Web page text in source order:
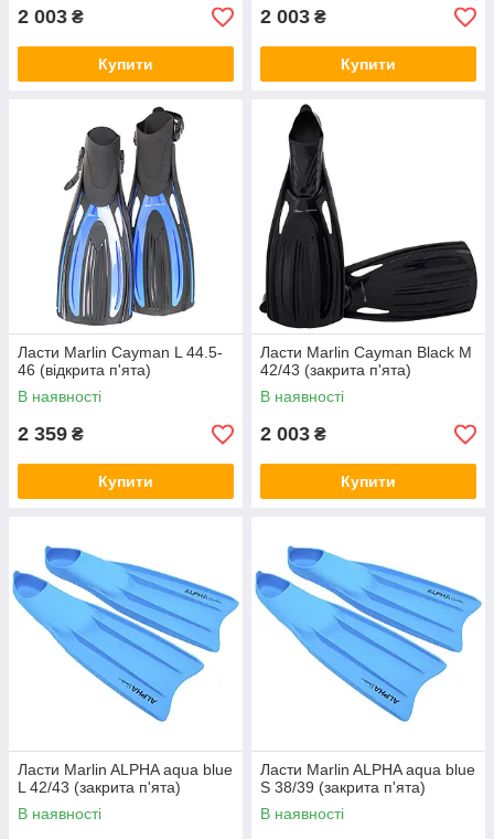
2 003 ₴
Купити
2 003 ₴
Купити
Ласти Marlin Cayman L 44.5-
46 (відкрита п'ята)
В наявності
2 359 ₴
Купити
Ласти Marlin Cayman Black M
42/43 (закрита п'ята)
В наявності
2 003 ₴
Купити
Ласти Marlin ALPHA aqua blue
L 42/43 (закрита п'ята)
В наявності
Ласти Marlin ALPHA aqua blue
S 38/39 (закрита п'ята)
В наявності